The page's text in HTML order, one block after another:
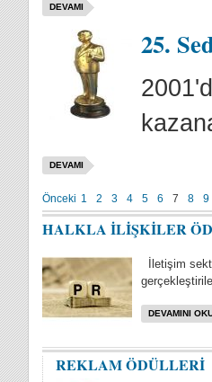
DEVAMI
25.
DEVAMI
Önceki 1 2 3 4 5 6 7 8 9
HALKLA İLİŞKİLER
İletişim
DEVAMINI
REKLAM ÖDÜLLERİ